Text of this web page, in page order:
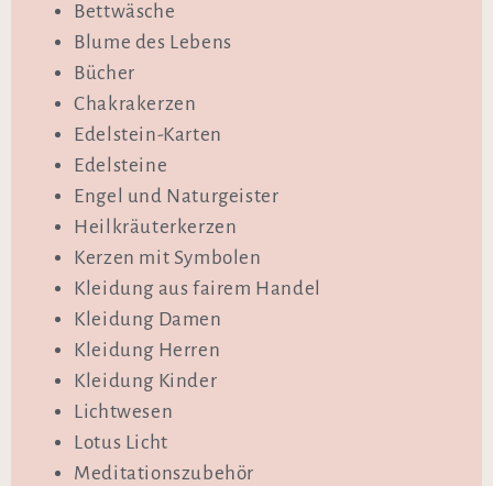
Bettwäsche
Blume des Lebens
Bücher
Chakrakerzen
Edelstein-Karten
Edelsteine
Engel und Naturgeister
Heilkräuterkerzen
Kerzen mit Symbolen
Kleidung aus fairem Handel
Kleidung Damen
Kleidung Herren
Kleidung Kinder
Lichtwesen
Lotus Licht
Meditationszubehör